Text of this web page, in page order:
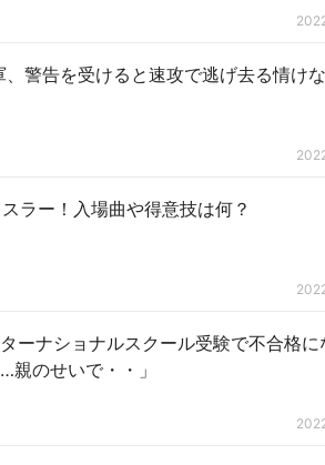
警告を受けると速攻で逃げ去る情け
ラー！入場曲や得意技は何？
ーナショナルスクール受験で不合格に
親のせいで・・」